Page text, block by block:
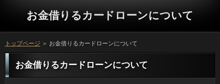
お金借りるカードローンについて
トップページ ＞ お金借りるカードローンについて
お金借りるカードローンについて